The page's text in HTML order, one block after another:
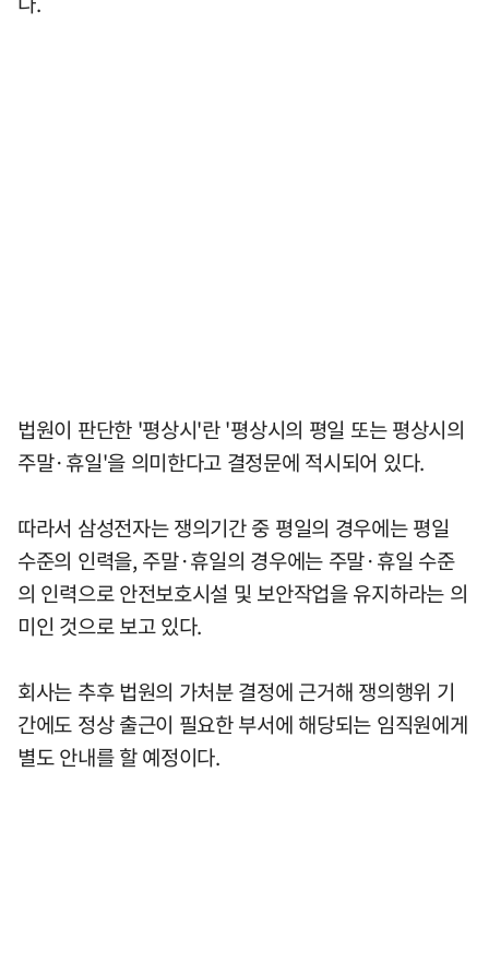
법원이 판단한 '평상시'란 '평상시의 평일 또는 평상시의
주말·휴일'을 의미한다고 결정문에 적시되어 있다.
따라서 삼성전자는 쟁의기간 중 평일의 경우에는 평일
수준의 인력을, 주말·휴일의 경우에는 주말·휴일 수준
의 인력으로 안전보호시설 및 보안작업을 유지하라는 의
미인 것으로 보고 있다.
회사는 추후 법원의 가처분 결정에 근거해 쟁의행위 기
간에도 정상 출근이 필요한 부서에 해당되는 임직원에게
별도 안내를 할 예정이다.